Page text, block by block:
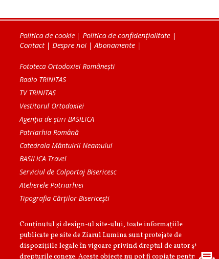
Politica de cookie | Politica de confidențialitate |
Contact| Despre noi |Abonamente |
Fototeca Ortodoxiei Românești
Radio TRINITAS
TV TRINITAS
Vestitorul Ortodoxiei
Agenţia de ştiri BASILICA
Patriarhia Română
Catedrala Mântuirii Neamului
BASILICA Travel
Serviciul de Colportaj Bisericesc
Atelierele Patriarhiei
Tipografia Cărţilor Bisericeşti
Conținutul și design-ul site-ului, toate informaţiile
publicate pe site de Ziarul Lumina sunt protejate de
dispoziţiile legale în vigoare privind dreptul de autor şi
drepturile conexe. Aceste obiecte nu pot fi copiate pentru